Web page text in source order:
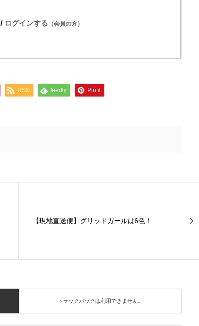
/ ログインする （会員の方）
RSS feedly Pin it
【現地直送便】グリッドガールは6色！
トラックバックは利用できません。